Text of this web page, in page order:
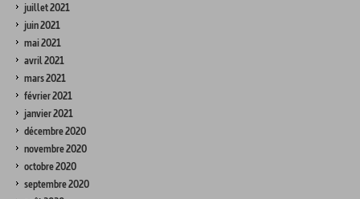
juillet 2021
juin 2021
mai 2021
avril 2021
mars 2021
février 2021
janvier 2021
décembre 2020
novembre 2020
octobre 2020
septembre 2020